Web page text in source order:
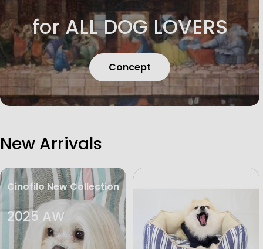
for ALL DOG LOVERS
Concept
New Arrivals
Cinofilo New Collection
2025 AW